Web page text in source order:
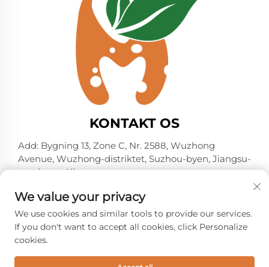
KONTAKT OS
Add: Bygning 13, Zone C, Nr. 2588, Wuzhong
Avenue, Wuzhong-distriktet, Suzhou-byen, Jiangsu-
provinsen, Kina
Tel:
+86-13606218836
E-mail:
[email protected]
rettigheder forbeholdes. -
We value your privacy
We use cookies and similar tools to provide our services.
If you don't want to accept all cookies, click Personalize
cookies.